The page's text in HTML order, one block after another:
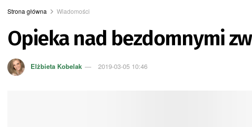
Strona główna Wiadomości
Opieka nad bezdomnymi
Elżbieta Kobelak 2019-03-05 10:46